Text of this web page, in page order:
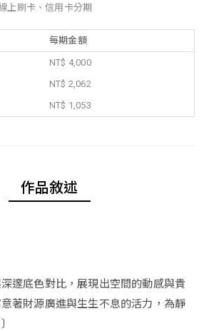
上刷卡、信用卡分期
每期金額
NT$ 4,000
NT$ 2,062
NT$ 1,053
作品敘述
深邃底色對比，展現出空間的動感與貴
著財源廣進與生生不息的活力，為靜